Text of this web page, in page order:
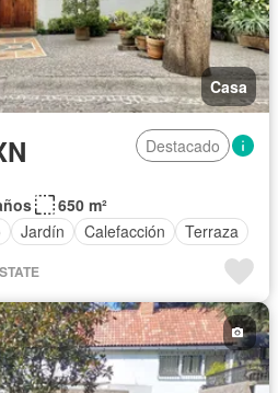
Casa
Destacado
650 m²
Jardín Calefacción Terraza